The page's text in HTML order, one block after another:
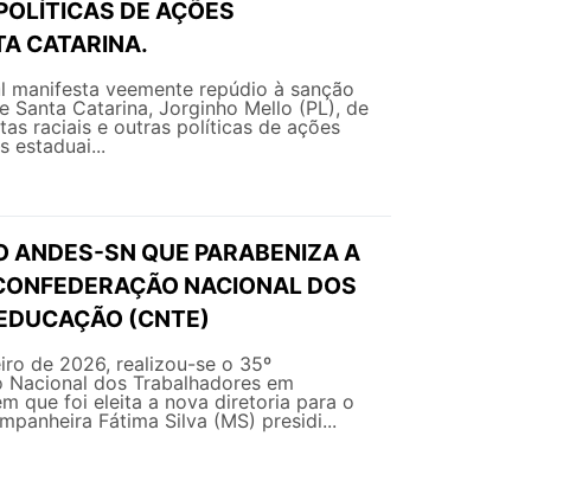
DE AÇÕES
CATARINA.
manifesta veemente repúdio à sanção
Santa Catarina, Jorginho Mello (PL), de
raciais e outras políticas de ações
estaduai...
ANDES-SN QUE PARABENIZA A
NACIONAL DOS
(CNTE)
de 2026, realizou-se o 35º
dos Trabalhadores em
que foi eleita a nova diretoria para o
Fátima Silva (MS) presidi...